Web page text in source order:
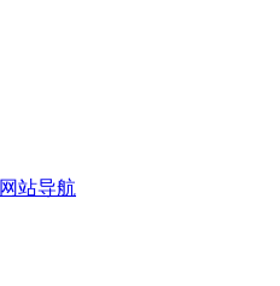
网站导航